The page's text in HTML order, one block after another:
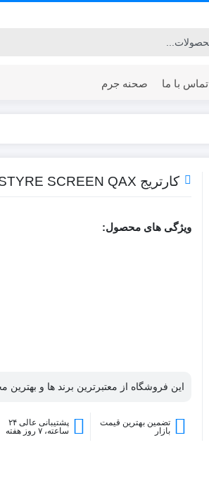
تماس با ما صحنه جرم
کارتریج STYRE SCREEN QAX
ویژگی های محصول:
این فروشگاه از معتبرترین برند ها و بهترین
تضمین بهترین قیمت
بازار
پشتیبانی عالی ۲۴
ساعته، ۷ روز هفته